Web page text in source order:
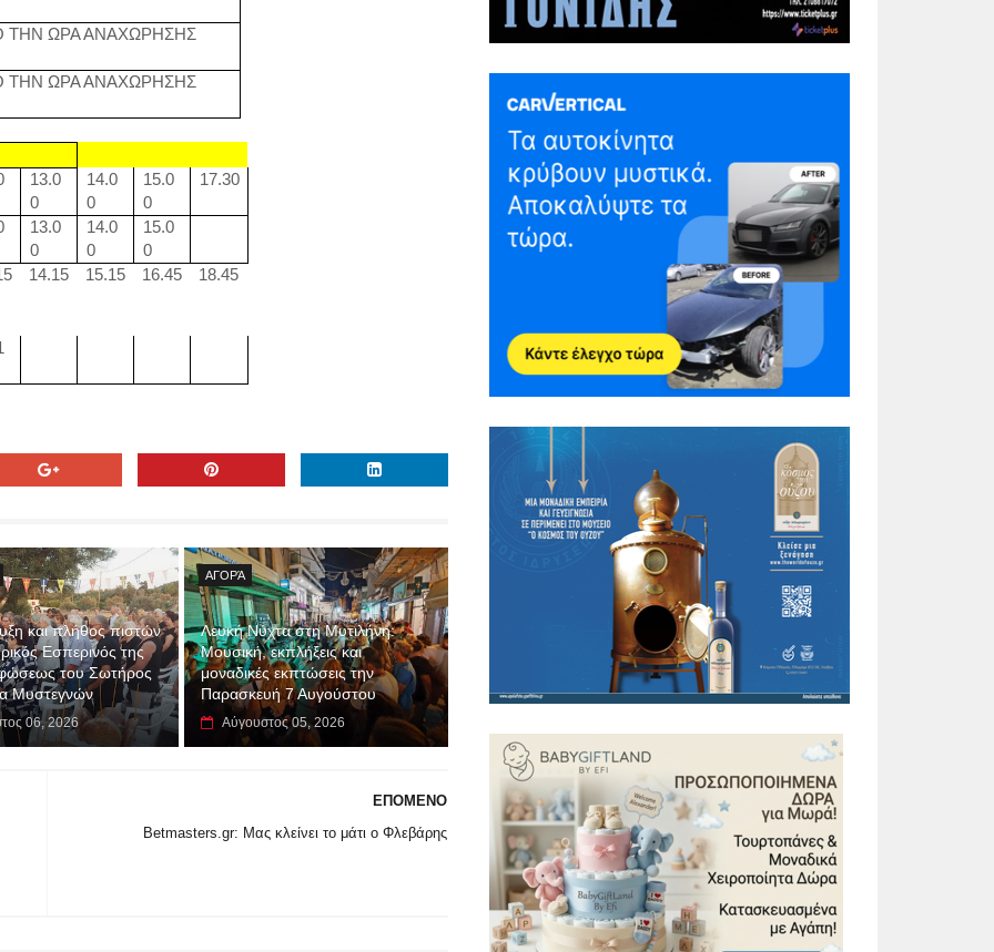
ΤΗΝ ΩΡΑ ΑΝΑΧΩΡΗΣΗΣ
ΤΗΝ ΩΡΑ ΑΝΑΧΩΡΗΣΗΣ
13.0
0
14.0
0
15.0
0
17.30
13.0
0
14.0
0
15.0
0
14.15 15.15 16.45 18.45
και πλήθος πιστών
Εσπερινός της
του Σωτήρος
Μυστεγνών
06, 2026
ΑΓΟΡΆ
Λευκή Νύχτα στη Μυτιλήνη:
Μουσική, εκπλήξεις και
μοναδικές εκπτώσεις την
Παρασκευή 7 Αυγούστου
Αύγουστος 05, 2026
ΕΠΟΜΕΝΟ
Betmasters.gr: Μας κλείνει το μάτι ο Φλεβάρης